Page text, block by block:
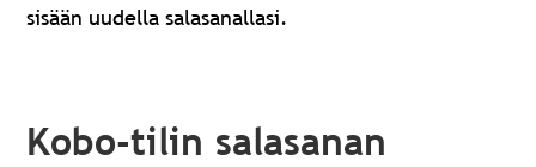
sisään uudella salasanallasi.
Kobo-tilin salasanan